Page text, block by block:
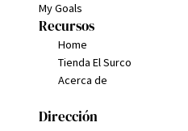
My Goals
Recursos
Home
Tienda El Surco
Acerca de
Dirección